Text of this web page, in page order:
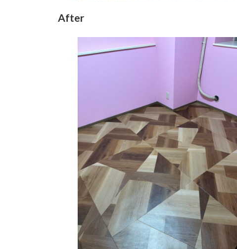
After